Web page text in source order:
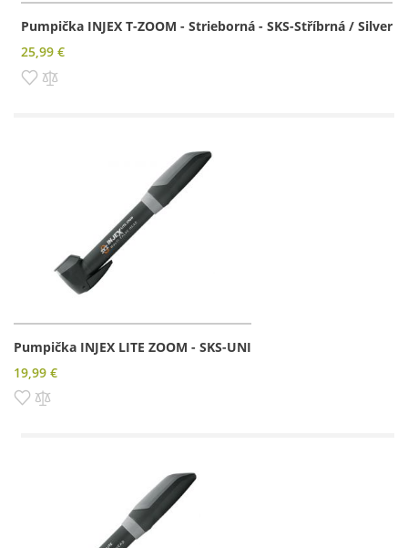
Pumpička INJEX T-ZOOM - Strieborná - SKS-Stříbrná / Silver
25,99 €
Pridať do zoznamu prianí
Pumpička INJEX LITE ZOOM - SKS-UNI
19,99 €
Pridať do zoznamu prianí